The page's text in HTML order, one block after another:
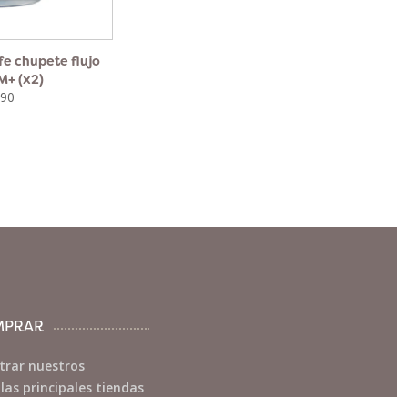
chupete flujo
(x2)
nuestros
principales tiendas